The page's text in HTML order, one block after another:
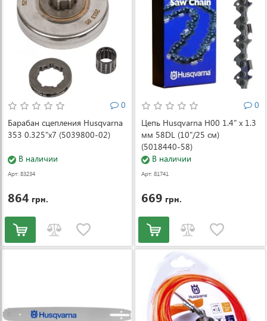
0
Барабан сцепления Husqvarna
353 0.325"x7 (5039800-02)
В наличии
Арт: 83234
864 грн.
0
Цепь Husqvarna H00 1.4" x 1.3
мм 58DL (10"/25 см)
(5018440-58)
В наличии
Арт: 81741
669 грн.